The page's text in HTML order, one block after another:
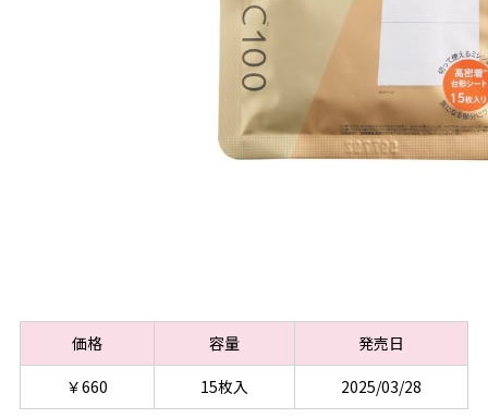
価格 容量
発売日
￥660
15枚入 2025/03/28